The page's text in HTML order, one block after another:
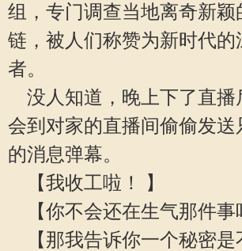
组，专门调查当地离奇新颖
链，被人们称赞为新时代的
者。
没人知道，晚上下了直播
会到对家的直播间偷偷发送
的消息弹幕。
【我收工啦！ 】
【你不会还在生气那件事
【那我告诉你一个秘密是